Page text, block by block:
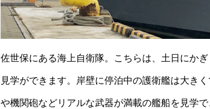
佐世保にある海上自衛隊。こちらは、土日にか
見学ができます。岸壁に停泊中の護衛艦は大き
や機関砲などリアルな武器が満載の艦船を見学